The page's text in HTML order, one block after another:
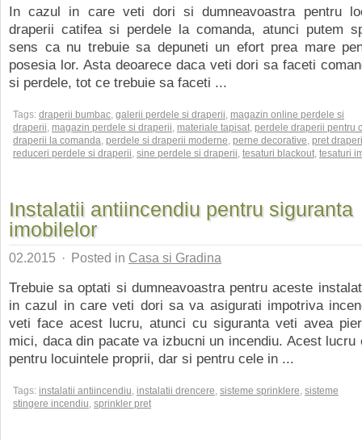
In cazul in care veti dori si dumneavoastra pentru
draperii catifea si perdele la comanda, atunci putem
sens ca nu trebuie sa depuneti un efort prea mare
posesia lor. Asta deoarece daca veti dori sa faceti
si perdele, tot ce trebuie sa faceti ...
Tags: draperii bumbac, galerii perdele si draperii, magazin online perdele si
draperii, magazin perdele si draperii, materiale tapisat, perdele draperii pentru
draperii la comanda, perdele si draperii moderne, perne decorative, pret
reduceri perdele si draperii, sine perdele si draperii, tesaturi blackout, tesaturi
Instalatii antiincendiu pentru siguranta
imobilelor
02.2015 · Posted in Casa si Gradina
Trebuie sa optati si dumneavoastra pentru aceste
in cazul in care veti dori sa va asigurati impotriva
veti face acest lucru, atunci cu siguranta veti avea
mici, daca din pacate va izbucni un incendiu. Acest lucru
pentru locuintele proprii, dar si pentru cele in ...
Tags: instalatii antiincendiu, instalatii drencere, sisteme sprinklere, sisteme
stingere incendiu, sprinkler pret